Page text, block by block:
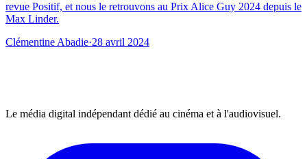
revue Positif, et nous le retrouvons au Prix Alice Guy 2024 depuis le
Max Linder.
Clémentine Abadie·28 avril 2024
Le média digital indépendant dédié au cinéma et à l'audiovisuel.